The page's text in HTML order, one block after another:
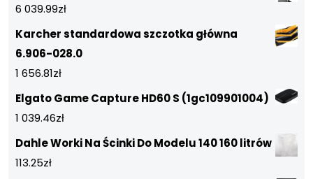
6 039.99zł
Karcher standardowa szczotka główna
6.906-028.0
1 656.81zł
Elgato Game Capture HD60 S (1gc109901004)
1 039.46zł
Dahle Worki Na Ścinki Do Modelu 140 160 litrów
113.25zł